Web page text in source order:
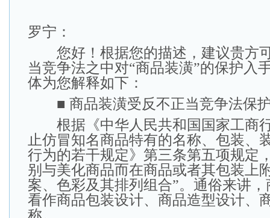
罗宁：
您好！根据您的描述，建议贵方
当竞争法之中对“商品装潢”的保护入
体为您解释如下：
■ 商品装潢受反不正当竞争法保
根据《中华人民共和国国家工商
止仿冒知名商品特有的名称、包装、
行为的若干规定》第三条第五项规定
别与美化商品而在商品或者其包装上
案、色彩及其排列组合”。通俗来讲
看作商品包装设计、商品造型设计、